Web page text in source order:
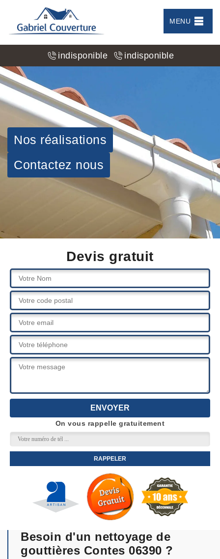
MENU
indisponible indisponible
Nos réalisations
Contactez nous
Devis gratuit
On vous rappelle gratuitement
Besoin d'un nettoyage de
gouttières Contes 06390 ?